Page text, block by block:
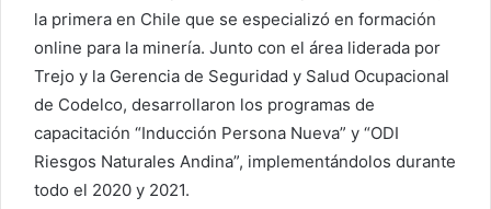
la primera en Chile que se especializó en formación
online para la minería. Junto con el área liderada por
Trejo y la Gerencia de Seguridad y Salud Ocupacional
de Codelco, desarrollaron los programas de
capacitación “Inducción Persona Nueva” y “ODI
Riesgos Naturales Andina”, implementándolos durante
todo el 2020 y 2021.